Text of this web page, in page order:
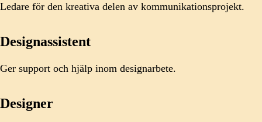
Ledare för den kreativa delen av kommunikationsprojekt.
Designassistent
Ger support och hjälp inom designarbete.
Designer